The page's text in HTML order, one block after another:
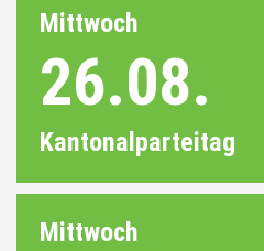
Mittwoch
26.08.
Kantonalparteitag
Mittwoch